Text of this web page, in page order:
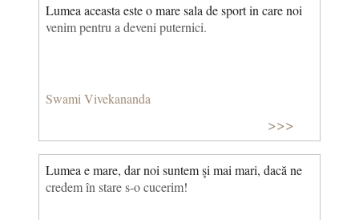
Lumea aceasta este o mare sala de sport in care noi
venim pentru a deveni puternici.
Swami Vivekananda
>>>
Lumea e mare, dar noi suntem şi mai mari, dacă ne
credem în stare s-o cucerim!